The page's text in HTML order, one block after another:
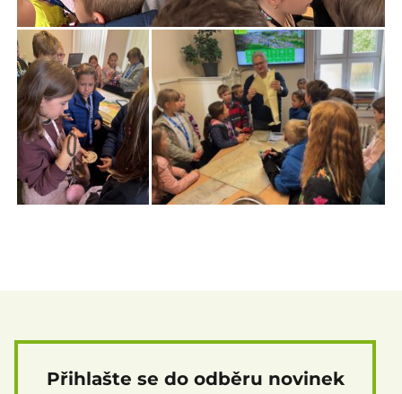
Přihlašte se do odběru novinek